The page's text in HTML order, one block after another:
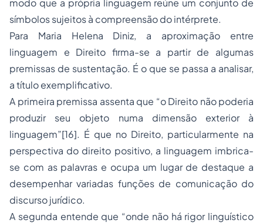
modo que a própria linguagem reúne um conjunto de
símbolos sujeitos à compreensão do intérprete.
Para Maria Helena Diniz, a aproximação entre
linguagem e Direito firma-se a partir de algumas
premissas de sustentação. É o que se passa a analisar,
a título exemplificativo.
A primeira premissa assenta que “o Direito não poderia
produzir seu objeto numa dimensão exterior à
linguagem”[16]. É que no Direito, particularmente na
perspectiva do direito positivo, a linguagem imbrica-
se com as palavras e ocupa um lugar de destaque a
desempenhar variadas funções de comunicação do
discurso jurídico.
A segunda entende que “onde não há rigor linguístico